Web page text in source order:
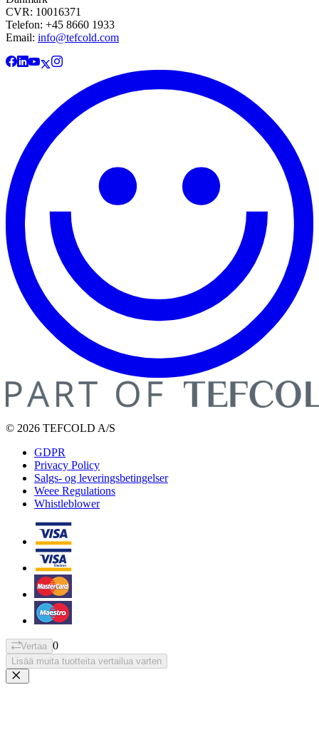
CVR: 10016371
Telefon: +45 8660 1933
Email: info@tefcold.com
© 2026 TEFCOLD A/S
GDPR
Privacy Policy
Salgs- og leveringsbetingelser
Weee Regulations
Whistleblower
Vertaa 0
Lisää muita tuotteita vertailua varten